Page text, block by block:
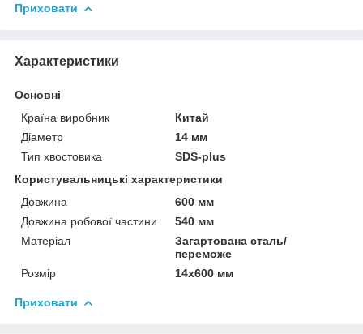
Приховати
Характеристики
Основні
Країна виробник
Китай
Діаметр
14 мм
Тип хвостовика
SDS-plus
Користувальницькі характеристики
Довжина
600 мм
Довжина робової частини
540 мм
Матеріал
Загартована сталь/
переможе
Розмір
14х600 мм
Приховати